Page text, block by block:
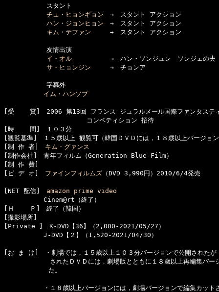
      　　　スタント
チュ・ヒョンギョン →　スタント アクション
ハン・ジョンヒョン →　スタント アクション
キム・テファン →　スタント アクション
      　　　友情出演
イ・オル →　ハン・ソンジュン　ソンジェの夫
サ・ヒョンジン →　チョンア
      　　　字幕外
イム・ハンソプ
[受    賞]　2006 第13回 フランス ジュラルメール国際ファンタステ
コンペティション 招待
[時    間]　１０３分
[観覧基準]　１５歳以上 観覧可（韓国ＤＶＤには，１８歳以上バージ
[制 作 者] キム・グァンス
[制作会社]　青年フィルム（Generation Blue Film）
[制 作 費]
[ビ デ オ] ファインフィルムズ （DVD 3,990円）2010/6/4発売
[NET 配信] amazon prime video
  　　　　　Cinem@rt（終了）
[Ｈ    Ｐ]　終了（韓国）
[撮影場所]
[Private ]　K-DVD【36】（2,000-2021/05/27）
  　　　　　J-DVD【２】（1,520-2021/04/30）
[お ま け]　・劇場では，１５歳以上１０３分バージョンで公開されたが
　　　　　　されたＤＶＤには，劇場版とともに１８歳以上再編集バー
た。
　　　　　・１８歳以上バージョンには，劇場バージョンで編集カット